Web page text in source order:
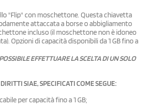
"Flip" con moschettone. Questa chiavetta
attaccata a borse o abbigliamento
incluso (il moschettone non è idoneo
Opzioni di capacità disponibili da 1 GB fino a
EFFETTUARE LA SCELTA DI UN SOLO
SIAE, SPECIFICATI COME SEGUE:
per capacità fino a 1 GB;